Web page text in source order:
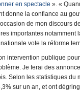
en spectacle ». «
donne la confiance au
de mon discours
importantes notamment
vote la réforme
intervention publique
Je ferai des
Selon les statistiques
sur un an, et ont